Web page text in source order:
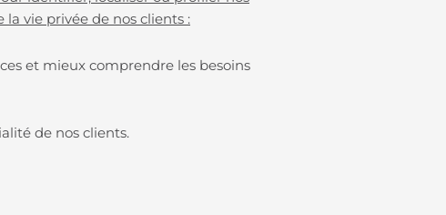
vie privée de nos clients :
et mieux comprendre les besoins
de nos clients.